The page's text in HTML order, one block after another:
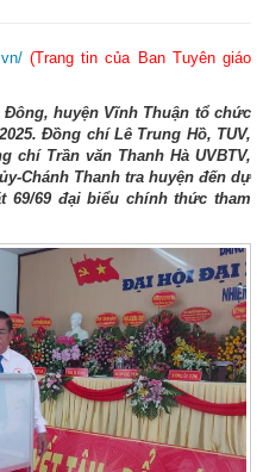
(Trang tin của Ban Tuyên giáo
Đông, huyện Vĩnh Thuận tổ chức
Đồng chí Lê Trung Hồ, TUV,
chí Trần văn Thanh Hà UVBTV,
Chánh Thanh tra huyện đến dự
69/69 đại biểu chính thức tham